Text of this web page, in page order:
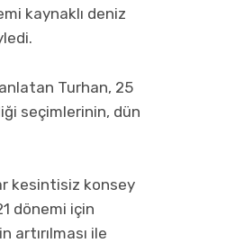
kaynaklı deniz
anlatan Turhan, 25
seçimlerinin, dün
kesintisiz konsey
dönemi için
ile